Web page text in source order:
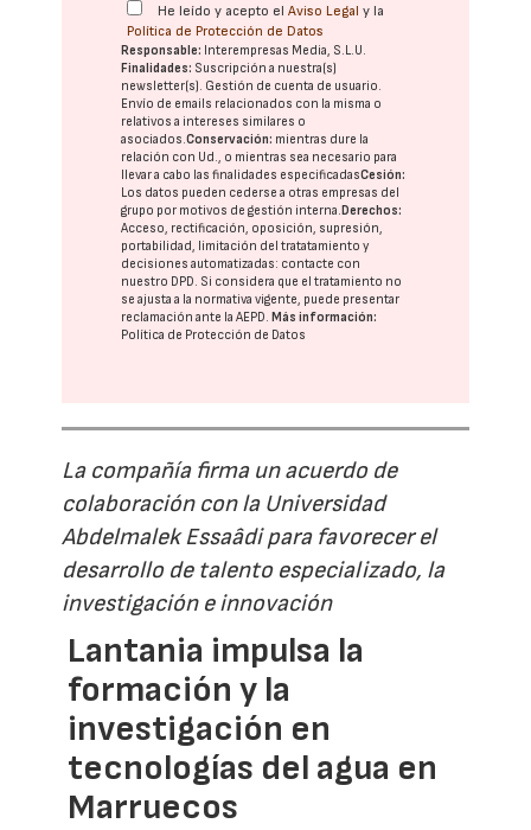
He leído y acepto elAviso Legal y la
Política de Protección de Datos
Responsable: Interempresas Media, S.L.U.
Finalidades: Suscripción a nuestra(s)
newsletter(s). Gestión de cuenta de usuario.
Envío de emails relacionados con la misma o
relativos a intereses similares o
asociados.Conservación: mientras dure la
relación con Ud., o mientras sea necesario para
llevar a cabo las finalidades especificadasCesión:
Los datos pueden cederse a otras empresas del
grupo por motivos de gestión interna.Derechos:
Acceso, rectificación, oposición, supresión,
portabilidad, limitación del tratatamiento y
decisiones automatizadas: contacte con
nuestro DPD. Si considera que el tratamiento no
se ajusta a la normativa vigente, puede presentar
reclamación ante laAEPD.Más información:
Política de Protección de Datos
La compañía firma un acuerdo de
colaboración con la Universidad
Abdelmalek Essaâdi para favorecer el
desarrollo de talento especializado, la
investigación e innovación
Lantania impulsa la
formación y la
investigación en
tecnologías del agua en
Marruecos